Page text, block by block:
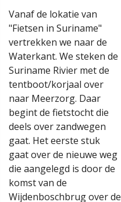
Vanaf de lokatie van
"Fietsen in Suriname"
vertrekken we naar de
Waterkant. We steken de
Suriname Rivier met de
tentboot/korjaal over
naar Meerzorg. Daar
begint de fietstocht die
deels over zandwegen
gaat. Het eerste stuk
gaat over de nieuwe weg
die aangelegd is door de
komst van de
Wijdenboschbrug over de